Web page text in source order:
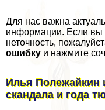
Для нас важна
информации. Если вы
неточность,
ошибку и нажмите
Илья Полежайкин
скандала и года